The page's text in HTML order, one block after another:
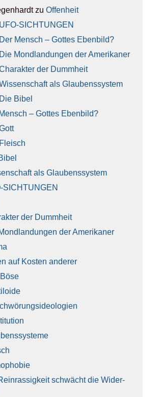
zu Offen­heit
UFO-SICH­TUN­GEN
Der Mensch – Got­tes Eben­bild?
Die Mond­lan­dun­gen der Ame­ri­ka­ner
der Dumm­heit
als Glau­bens­sys­tem
Die Bibel
– Got­tes Eben­bild?
Fleisch
als Glau­bens­sys­tem
SICH­TUN­GEN
der Dumm­heit
der Ame­ri­ka­ner
auf Kos­ten ande­rer
schwächt die Wider­